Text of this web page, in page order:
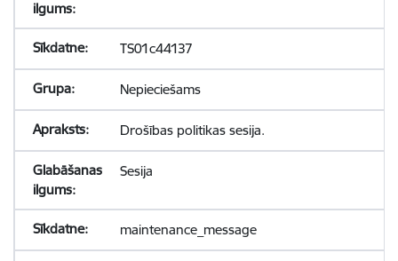
TS01c44137
Nepieciešams
Drošības politikas sesija.
Sesija
maintenance_message